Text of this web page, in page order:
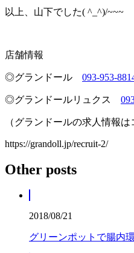
以上、山下でした( ^_^)/~~~
店舗情報
◎グランドール
◎グランドールリュクス
（グランドールの求人情報は
https://grandoll.jp/recruit-2/
Other posts
2018/08/21
グリーンポットで腸内